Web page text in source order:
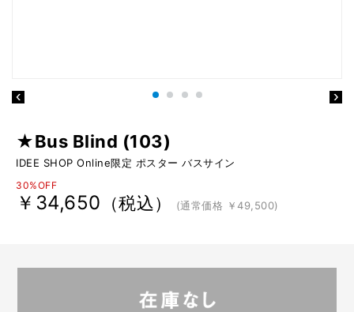
★Bus Blind (103)
IDEE SHOP Online限定 ポスター バスサイン
30%OFF
￥34,650 （税込） (通常価格 ￥49,500)